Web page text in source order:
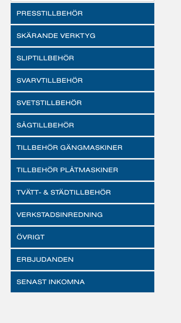
PRESSTILLBEHÖR
SKÄRANDE VERKTYG
SLIPTILLBEHÖR
SVARVTILLBEHÖR
SVETSTILLBEHÖR
SÅGTILLBEHÖR
TILLBEHÖR GÄNGMASKINER
TILLBEHÖR PLÅTMASKINER
TVÄTT- & STÄDTILLBEHÖR
VERKSTADSINREDNING
ÖVRIGT
ERBJUDANDEN
SENAST INKOMNA